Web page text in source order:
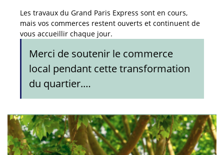
Les travaux du Grand Paris Express sont en cours,
mais vos commerces restent ouverts et continuent de
vous accueillir chaque jour.
Merci de soutenir le commerce
local pendant cette transformation
du quartier.…